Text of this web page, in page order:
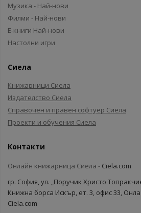
Музика - Най-нови
Филми - Най-нови
Е-книги Най-нови
Настолни игри
Сиела
Книжарници Сиела
Издателство Сиела
Справочен и правен софтуер Сиела
Проекти и обучения Сиела
Контакти
Онлайн книжарница Сиела - Ciela.com
гр. София, ул. „Поручик Христо
Книжна борса Искър, ет. 3, офис 33,
Ciela.com